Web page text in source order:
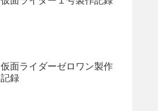
仮面ライダーゼロワン製作
記録